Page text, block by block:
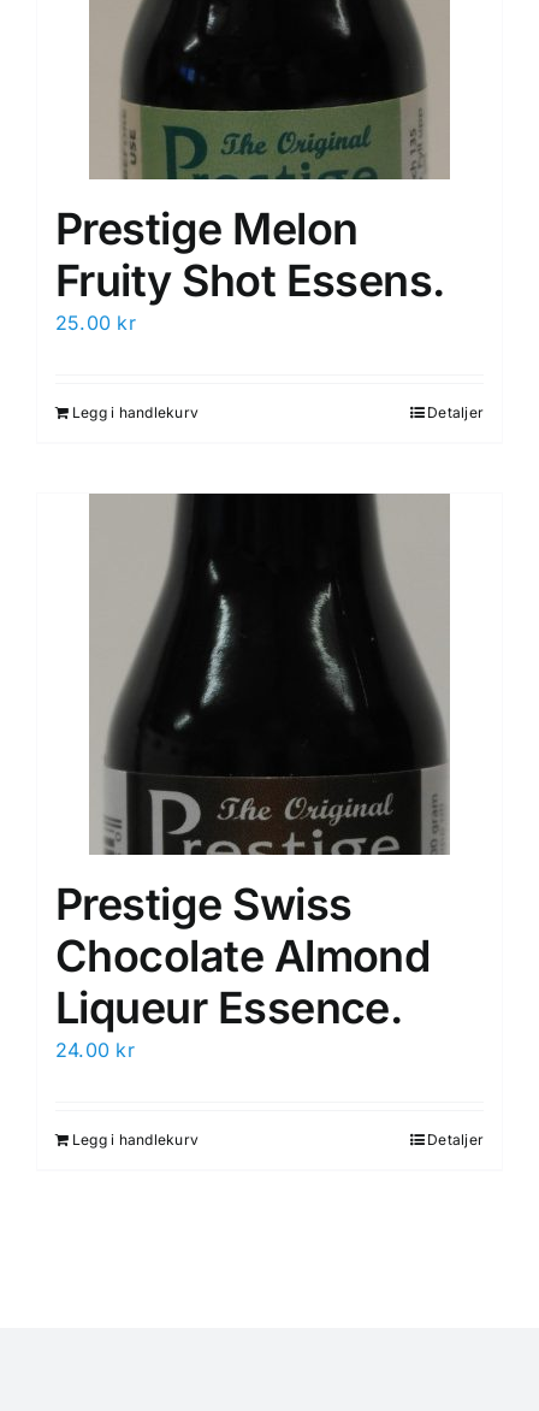
Prestige Melon
Fruity Shot Essens.
25.00 kr
Legg i handlekurv Detaljer
Prestige Swiss
Chocolate Almond
Liqueur Essence.
24.00 kr
Legg i handlekurv Detaljer